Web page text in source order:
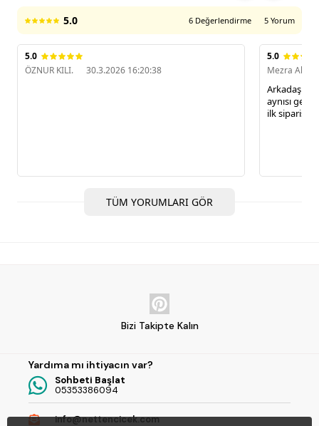
5.0 6 Değerlendirme 5 Yorum
5.0
ÖZNUR KILI.
30.3.2026 16:20:38
5.0
Mezra Akdağ
aynısı
ilk
TÜM YORUMLARI GÖR
Bizi Takipte Kalın
Yardıma mı ihtiyacın var?
Sohbeti Başlat
05353386094
info@nettencicek.com